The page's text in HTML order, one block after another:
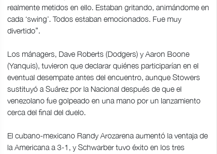
realmente metidos en ello. Estaban gritando, animándome en
cada ‘swing’. Todos estaban emocionados. Fue muy
divertido”.
Los mánagers, Dave Roberts (Dodgers) y Aaron Boone
(Yanquis), tuvieron que declarar quiénes participarían en el
eventual desempate antes del encuentro, aunque Stowers
sustituyó a Suárez por la Nacional después de que el
venezolano fue golpeado en una mano por un lanzamiento
cerca del final del duelo.
El cubano-mexicano Randy Arozarena aumentó la ventaja de
la Americana a 3-1, y Schwarber tuvo éxito en los tres